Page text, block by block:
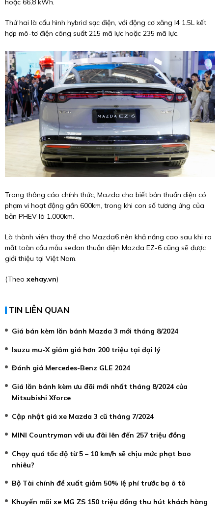
hoặc 66,8 kWh.
Thứ hai là cấu hình hybrid sạc điện, với động cơ xăng I4 1.5L kết
hợp mô-tơ điện công suất 215 mã lực hoặc 235 mã lực.
Trong thông cáo chính thức, Mazda cho biết bản thuần điện có
phạm vi hoạt động gần 600km, trong khi con số tương ứng của
bản PHEV là 1.000km.
Là thành viên thay thế cho Mazda6 nên khả năng cao sau khi ra
mắt toàn cầu mẫu sedan thuần điện Mazda EZ-6 cũng sẽ được
giới thiệu tại Việt Nam.
(Theo xehay.vn)
TIN LIÊN QUAN
Giá bán kèm lăn bánh Mazda 3 mới tháng 8/2024
Isuzu mu-X giảm giá hơn 200 triệu tại đại lý
Đánh giá Mercedes-Benz GLE 2024
Giá lăn bánh kèm ưu đãi mới nhất tháng 8/2024 của
Mitsubishi Xforce
Cập nhật giá xe Mazda 3 cũ tháng 7/2024
MINI Countryman với ưu đãi lên đến 257 triệu đồng
Chạy quá tốc độ từ 5 – 10 km/h sẽ chịu mức phạt bao
nhiêu?
Bộ Tài chính đề xuất giảm 50% lệ phí trước bạ ô tô
Khuyến mãi xe MG ZS 150 triệu đồng thu hút khách hàng